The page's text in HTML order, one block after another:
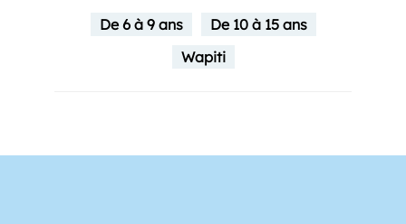
De 6 à 9 ans
De 10 à 15 ans
Wapiti